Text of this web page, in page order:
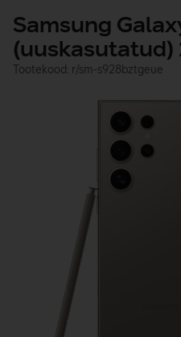
Samsung
(uuskasutatud)
Tootekood: r/sm-s928bztgeue